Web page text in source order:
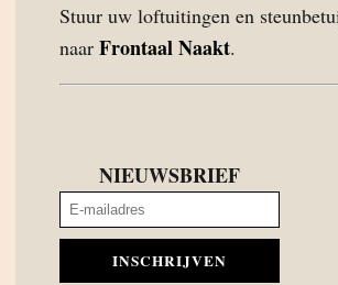
Stuur uw loftuitingen en
naar Frontaal Naakt.
NIEUWSBRIEF
INSCHRIJVEN